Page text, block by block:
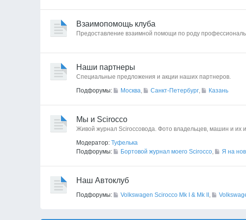
Взаимопомощь клуба
Предоставление взаимной помощи по роду
Наши партнеры
Специальные предложения и акции наших партнеров.
Подфорумы:
Москва, Санкт-Петербург, Казань
Мы и Scirocco
Живой журнал Sciroccoвода. Фото владельцев, машин и их
Модератор: Туфелька
Подфорумы:
Бортовой журнал моего Scirocco, Я на
Наш Автоклуб
Подфорумы: Volkswagen Scirocco Mk I & Mk II ,